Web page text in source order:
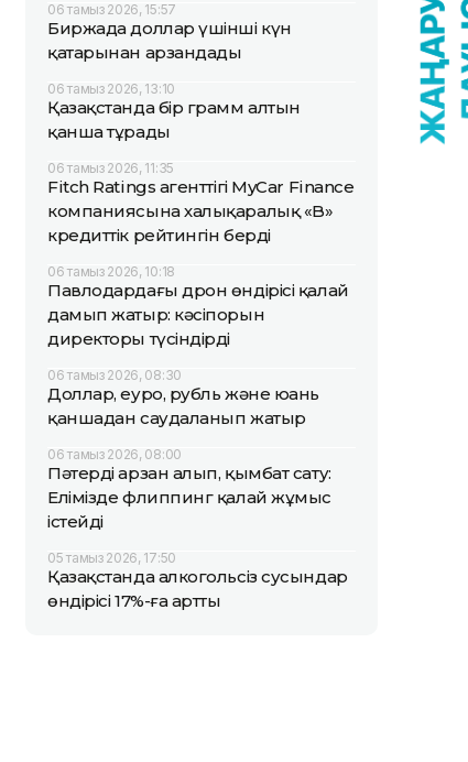
06 тамыз 2026, 15:57
Биржада доллар үшінші күн
қатарынан арзандады
06 тамыз 2026, 13:10
Қазақстанда бір грамм алтын
қанша тұрады
06 тамыз 2026, 11:35
Fitch Ratings агенттігі MyCar Finance
компаниясына халықаралық «B»
кредиттік рейтингін берді
06 тамыз 2026, 10:18
Павлодардағы дрон өндірісі қалай
дамып жатыр: кәсіпорын
директоры түсіндірді
06 тамыз 2026, 08:30
Доллар, еуро, рубль және юань
қаншадан саудаланып жатыр
06 тамыз 2026, 08:00
Пәтерді арзан алып, қымбат сату:
Елімізде флиппинг қалай жұмыс
істейді
05 тамыз 2026, 17:50
Қазақстанда алкогольсіз сусындар
өндірісі 17%-ға артты